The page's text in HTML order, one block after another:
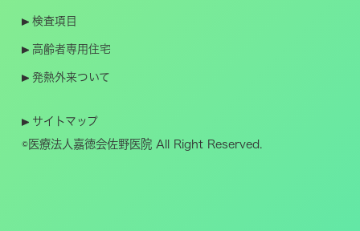
検査項目
高齢者専用住宅
発熱外来ついて
サイトマップ
©医療法人嘉徳会佐野医院 All Right Reserved.